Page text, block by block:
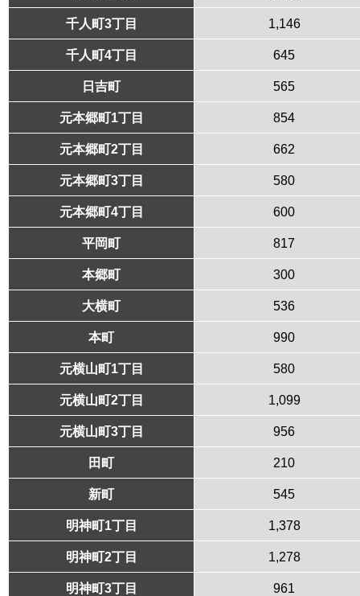
千人町3丁目 1,146
千人町4丁目 645
日吉町 565
元本郷町1丁目 854
元本郷町2丁目 662
元本郷町3丁目 580
元本郷町4丁目 600
平岡町 817
本郷町 300
大横町 536
本町 990
元横山町1丁目 580
元横山町2丁目 1,099
元横山町3丁目 956
田町 210
新町 545
明神町1丁目 1,378
明神町2丁目 1,278
明神町3丁目 961